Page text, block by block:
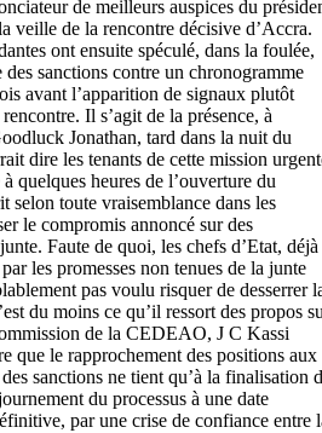
de meilleurs auspices du
veille de la rencontre décisive d’Accra.
ont ensuite spéculé, dans la foulée,
des sanctions contre un chronogramme
avant l’apparition de signaux plutôt
Il s’agit de la présence, à
Jonathan, tard dans la nuit du
dire les tenants de cette mission
quelques heures de l’ouverture du
selon toute vraisemblance dans les
le compromis annoncé sur des
Faute de quoi, les chefs d’Etat, déjà
les promesses non tenues de la junte
pas voulu risquer de desserrer
du moins ce qu’il ressort des propos
de la CEDEAO, J C Kassi
que le rapprochement des positions aux
sanctions ne tient qu’à la finalisation
du processus à une date
par une crise de confiance entre